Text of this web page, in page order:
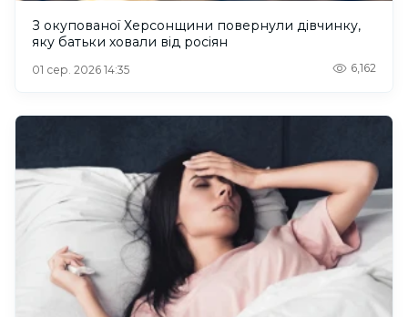
З окупованої Херсонщини повернули дівчинку,
яку батьки ховали від росіян
01 сер. 2026 14:35 6,162